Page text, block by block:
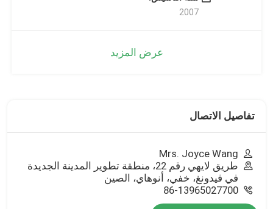
2007
عرض المزيد
تفاصيل الاتصال
Mrs. Joyce Wang
طريق لايهي رقم 22، منطقة تطوير المدينة الجديدة
في فيدونغ، خفي، أنوهاي، الصين
86-13965027700